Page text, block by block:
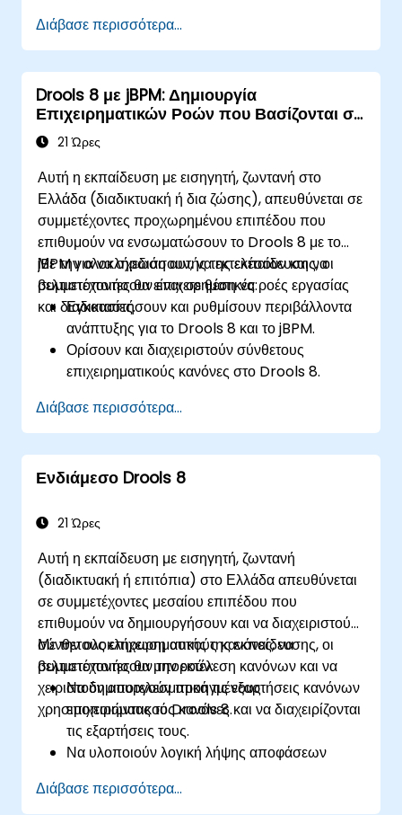
Διαχειρίζονται, δοκιμάζουν και συντηρούν
αποτελεσματικά τους κανόνες
χρησιμοποιώντας το Drools Workbench.
Συνεργάζονται με τεχνικές ομάδες για την
υλοποίηση και βελτίωση επιχειρηματικών
κανόνων.
βελτιστοποίηση κανόνων και τη διαχείριση του
κύκλου ζωής τους.
Διάβασε περισσότερα...
Drools 8 με jBPM: Δημιουργία
Επιχειρηματικών Ροών που Βασίζονται σε
Κανόνες
21 Ώρες
Αυτή η εκπαίδευση με εισηγητή, ζωντανή στο
Ελλάδα (διαδικτυακή ή δια ζώσης), απευθύνεται σε
συμμετέχοντες προχωρημένου επιπέδου που
επιθυμούν να ενσωματώσουν το Drools 8 με το
jBPM για να σχεδιάσουν, να εκτελέσουν και να
βελτιστοποιήσουν επιχειρηματικές ροές εργασίας
και διαδικασίες.
Με την ολοκλήρωση αυτής της εκπαίδευσης, οι
συμμετέχοντες θα είναι σε θέση να:
Εγκαταστήσουν και ρυθμίσουν περιβάλλοντα
ανάπτυξης για το Drools 8 και το jBPM.
Ορίσουν και διαχειριστούν σύνθετους
επιχειρηματικούς κανόνες στο Drools 8.
χρησιμοποιώντας το jBPM.
Ενσωματώσουν κανόνες του Drools στις
διαδικασίες του jBPM για δυναμική λήψη
αποφάσεων.
σε ροές εργασίας που βασίζονται σε κανόνες.
Διάβασε περισσότερα...
Ενδιάμεσο Drools 8
21 Ώρες
Αυτή η εκπαίδευση με εισηγητή, ζωντανή
(διαδικτυακή ή επιτόπια) στο Ελλάδα απευθύνεται
σε συμμετέχοντες μεσαίου επιπέδου που
επιθυμούν να δημιουργήσουν και να διαχειριστούν
σύνθετους επιχειρηματικούς κανόνες, να
βελτιστοποιήσουν την εκτέλεση κανόνων και να
χειριστούν αποτελεσματικά τις εξαρτήσεις κανόνων
χρησιμοποιώντας το Drools 8.
Με την ολοκλήρωση αυτής της εκπαίδευσης, οι
συμμετέχοντες θα μπορούν:
Να δημιουργούν προηγμένους
επιχειρηματικούς κανόνες και να διαχειρίζονται
τις εξαρτήσεις τους.
Να υλοποιούν λογική λήψης αποφάσεων
ατζέντες του Drools.
Διάβασε περισσότερα...